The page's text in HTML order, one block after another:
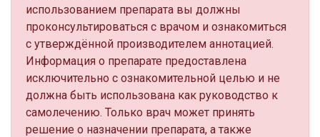
использованием препарата вы должны
проконсультироваться с врачом и ознакомиться
с утверждённой производителем аннотацией.
Информация о препарате предоставлена
исключительно с ознакомительной целью и не
должна быть использована как руководство к
самолечению. Только врач может принять
решение о назначении препарата, а также